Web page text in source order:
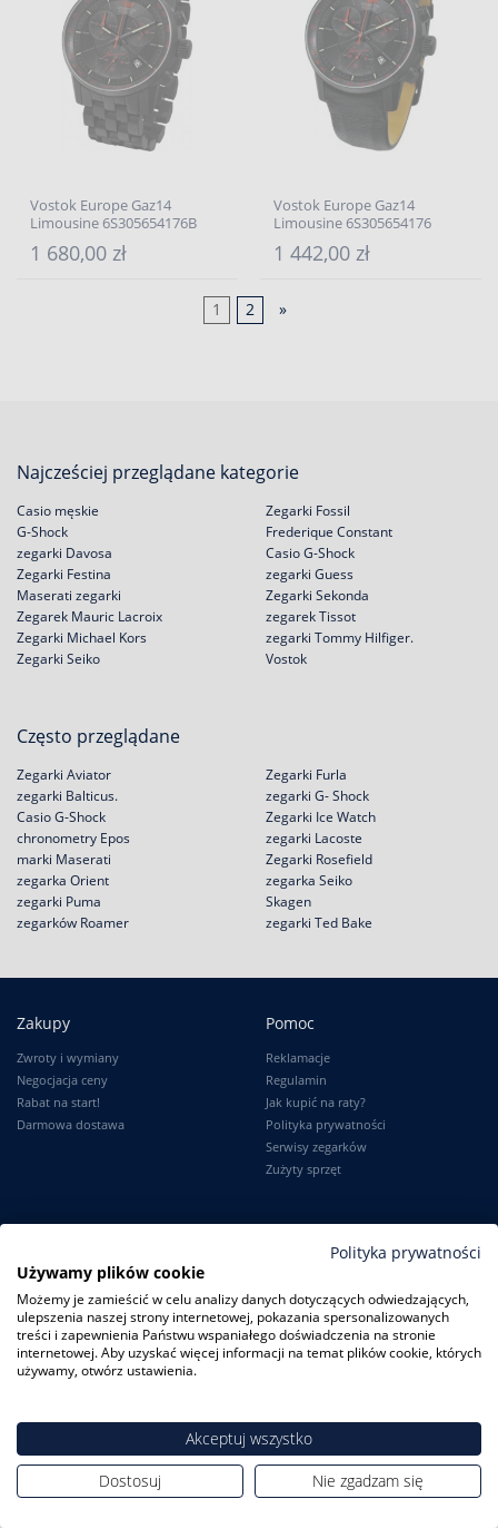
Vostok Europe Gaz14
Limousine 6S305654176B
1 680,00 zł
Vostok Europe Gaz14
Limousine 6S305654176
1 442,00 zł
1 2 »
Najcześciej przeglądane kategorie
Casio męskie
G-Shock
zegarki Davosa
Zegarki Festina
Zegarki Fossil
Frederique Constant
Casio G-Shock
zegarki Guess
Maserati zegarki
Zegarek Mauric Lacroix
Zegarki Michael Kors
Zegarki Seiko
Zegarki Sekonda
zegarek Tissot
zegarki Tommy Hilfiger.
Vostok
Często przeglądane
Zegarki Aviator
zegarki Balticus.
Casio G-Shock
chronometry Epos
Zegarki Furla
zegarki G- Shock
Zegarki Ice Watch
zegarki Lacoste
marki Maserati
zegarka Orient
zegarki Puma
zegarków Roamer
Zegarki Rosefield
zegarka Seiko
Skagen
zegarki Ted Bake
Zakupy
Zwroty i wymiany
Negocjacja ceny
Rabat na start!
Darmowa dostawa
Pomoc
Reklamacje
Regulamin
Jak kupić na raty?
Polityka prywatności
Serwisy zegarków
Zużyty sprzęt
Logowanie
Karta Stałego Klienta
Moje zamówienia
Ustawienia konta
Informacje
O firmie
Dlaczego my?
Blog
ZegarkiCentrum.pl| ul. Derdowskiego 8A/1 80-319 Gdańsk| Tel.:+48
Polityka prywatności
Używamy plików cookie
Możemy je zamieścić w celu analizy danych dotyczących odwiedzających,
ulepszenia naszej strony internetowej, pokazania spersonalizowanych
treści i zapewnienia Państwu wspaniałego doświadczenia na stronie
internetowej. Aby uzyskać więcej informacji na temat plików cookie, których
używamy, otwórz ustawienia.
Akceptuj wszystko
Dostosuj
Nie zgadzam się